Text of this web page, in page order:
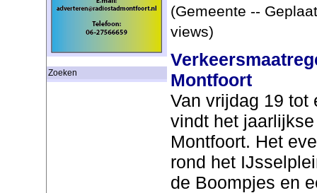
Zoeken
(Gemeente --
views)
Montfoort
Van vrijdag 19 tot
vindt het
Montfoort. Het
rond het
de Boompjes en